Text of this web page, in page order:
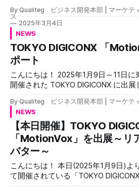
でした。おそらくこの方式で相当な
りスタートアップにはうれしいです
で終わりました。 会場 今回の会場はビッグサイトの南ホー
ルでした。南ホールは、ビッグサイ
で駅から会場までたいして歩かず、
アクセスがとても良いです。 ホールは広めですが、ところ
せましと４００社の出展会社がひし
アップの勢いのある会場となっており
ューションMotionVox™を中心に出展
た。 JID2025 出展概要記事はこちらです 当ブースにお立ち
寄りいただいた皆様、ご商談いただ
催に尽力いただいたASCIIさま、スポ
とうございました！ 当社はお客様と一対一で丁寧にご説明
するスタイルをとっており、当日は
するご紹介およびデモンストレーシ
ましたが、混雑時にご対応できなか
いります！ デモンストレーションのご要望や、ご商談につ
きましてはお気軽に当社までご連絡
くお願い申し上げます。 MotionVoxで作った各種ご案内動画
MotionVox使い方 当日お誘い動画 当日の思い出フォト カン
ファレンスル
By Qualiteg ビジネス開発本部 | マーケテ
ス
2025年3月4日
NEWS
TOKYO DIGICONX 「
ポート
こんにちは！ 2025年1月9日～11日に東京ビッグサイトにて
開催された TOKYO DIGICONX に出展
DIGICONX TOKYO DIGICONX は東京ビッグサイト南３・４ホ
ールにて開催で、正式名称は『
ンテンツ ビジネスワールド』という
ス・コンテンツ・AIと先端テクノロ
「Motion Vox™」のお披露目を行いました 当社からは
ービス「Motion Vox™」を中心とした
ました MotionVox™は動画内の顔と声を簡単にAIアバター動
画に変換できるAIアバター動画生成サービ
By Qualiteg ビジネス開発本部 | マーケテ
NEWS
【本日開催】TOKYO
「MotionVox」を出展～リ
バター～
こんにちは！ 本日(2025年1月9日)より東京ビックサイトに
て開催されている「TOKYO